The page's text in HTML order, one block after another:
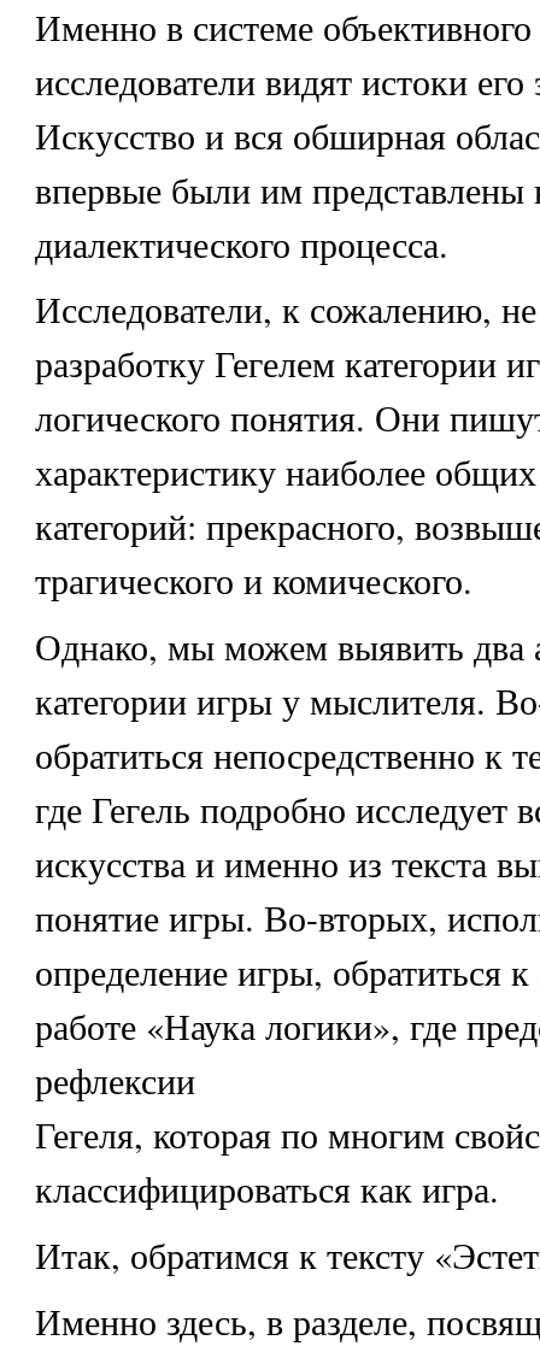
Именно в системе
исследователи видят истоки его
Искусство и вся обширная
впервые были им представлены
диалектического процесса.
Исследователи, к сожалению,
разработку Гегелем категории
логического понятия. Они
характеристику наиболее
категорий: прекрасного,
трагического и комического.
Однако, мы можем выявить два
категории игры у мыслителя.
обратиться непосредственно к
где Гегель подробно исследует
искусства и именно из текста
понятие игры. Во-вторых,
определение игры, обратиться
работе «Наука логики», где
рефлексии
Гегеля, которая по многим
классифицироваться как игра.
Итак, обратимся к тексту
Именно здесь, в разделе,